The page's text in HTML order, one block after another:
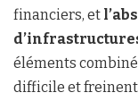
financiers, et
éléments
difficile et freinent